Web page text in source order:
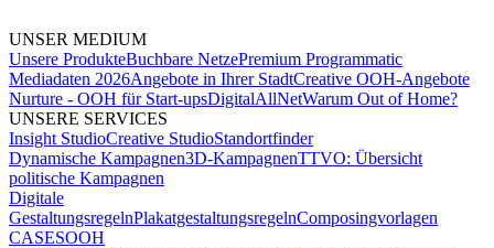
UNSER MEDIUM
Unsere ProdukteBuchbare NetzePremium Programmatic
Mediadaten 2026Angebote in Ihrer StadtCreative OOH-Angebote
Nurture - OOH für Start-upsDigitalAllNetWarum Out of Home?
UNSERE SERVICES
Insight StudioCreative StudioStandortfinder
Dynamische Kampagnen3D-KampagnenTTVO: Übersicht
politische Kampagnen
Digitale
GestaltungsregelnPlakatgestaltungsregelnComposingvorlagen
CASESOOH